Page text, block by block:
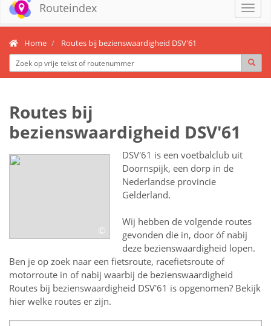
Routeindex
Home Routes bij bezienswaardigheid DSV'61
Routes bij
bezienswaardigheid DSV'61
©
DSV'61 is een voetbalclub uit
Doornspijk, een dorp in de
Nederlandse provincie
Gelderland.
Wij hebben de volgende routes
gevonden die in, door óf nabij
deze bezienswaardigheid lopen.
Ben je op zoek naar een fietsroute, racefietsroute of
motorroute in of nabij waarbij de bezienswaardigheid
Routes bij bezienswaardigheid DSV'61 is opgenomen? Bekijk
hier welke routes er zijn.